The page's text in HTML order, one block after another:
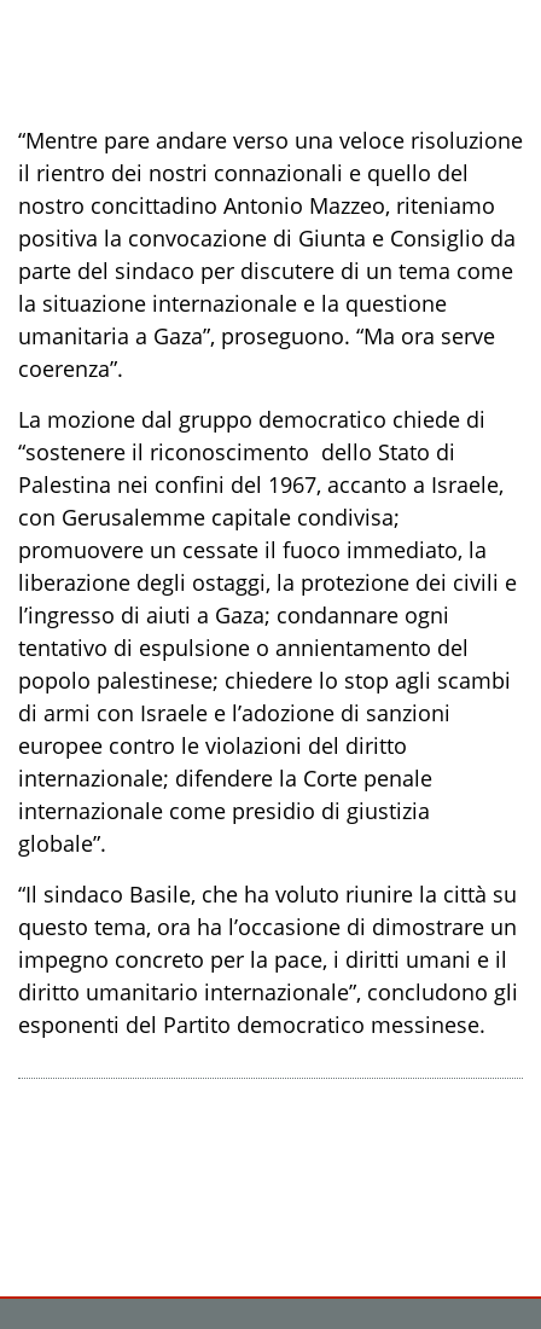
“Mentre pare andare verso una veloce risoluzione
il rientro dei nostri connazionali e quello del
nostro concittadino Antonio Mazzeo, riteniamo
positiva la convocazione di Giunta e Consiglio da
parte del sindaco per discutere di un tema come
la situazione internazionale e la questione
umanitaria a Gaza”, proseguono. “Ma ora serve
coerenza”.
La mozione dal gruppo democratico chiede di
“sostenere il riconoscimento dello Stato di
Palestina nei confini del 1967, accanto a Israele,
con Gerusalemme capitale condivisa;
promuovere un cessate il fuoco immediato, la
liberazione degli ostaggi, la protezione dei civili e
l’ingresso di aiuti a Gaza; condannare ogni
tentativo di espulsione o annientamento del
popolo palestinese; chiedere lo stop agli scambi
di armi con Israele e l’adozione di sanzioni
europee contro le violazioni del diritto
internazionale; difendere la Corte penale
internazionale come presidio di giustizia
globale”.
“Il sindaco Basile, che ha voluto riunire la città su
questo tema, ora ha l’occasione di dimostrare un
impegno concreto per la pace, i diritti umani e il
diritto umanitario internazionale”, concludono gli
esponenti del Partito democratico messinese.